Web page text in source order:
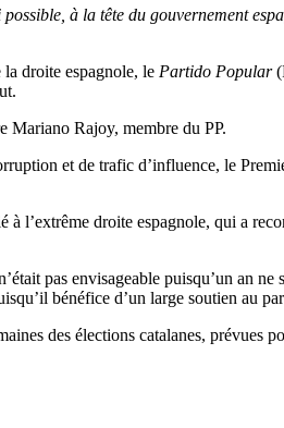
à la tête du gouvernement
droite espagnole, le Partido Popular
Mariano Rajoy, membre du PP.
et de trafic d’influence, le
l’extrême droite espagnole, qui a
pas envisageable puisqu’un an ne
bénéfice d’un large soutien au
des élections catalanes, prévues